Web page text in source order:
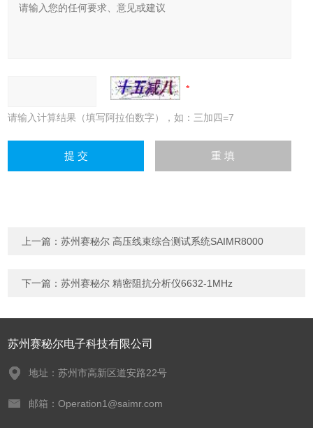
请输入计算结果（填写阿拉伯数字），如：三加四=7
上一篇：苏州赛秘尔 高压线束综合测试系统SAIMR8000
下一篇：苏州赛秘尔 精密阻抗分析仪6632-1MHz
苏州赛秘尔电子科技有限公司
地址：苏州市高新区道安路22号
邮箱：Operation1@saimr.com